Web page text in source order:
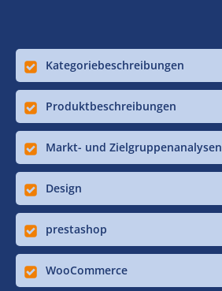
Kategoriebeschreibungen
Produktbeschreibungen
Markt- und Zielgruppenanalysen
Design
prestashop
WooCommerce